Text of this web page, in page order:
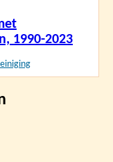
1990-2023